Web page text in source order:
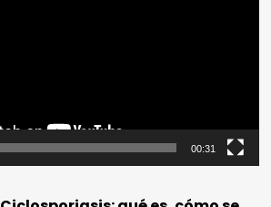
00:31